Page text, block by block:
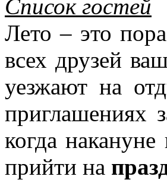
Список гостей
Лето – это
всех друзей
уезжают на
приглашениях
когда
прийти на